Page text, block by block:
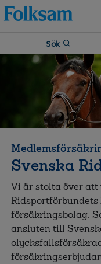
Till
navigation
Till
innehåll
Sök
Svenska
Vi är stolta över att
Ridsportförbundets
försäkringsbolag.
ansluten till